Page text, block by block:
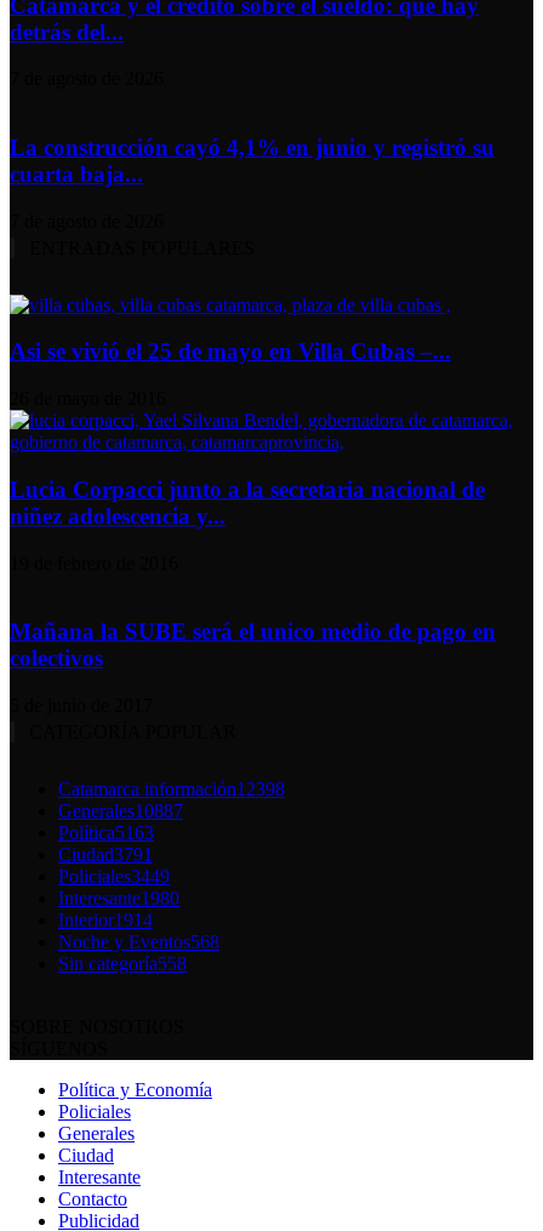
detrás del...
La construcción cayó 4,1% en junio y registró su
cuarta baja...
Asi se vivió el 25 de mayo en Villa Cubas –...
Lucia Corpacci junto a la secretaria nacional de
niñez adolescencia y...
Mañana la SUBE será el unico medio de pago en
colectivos
Catamarca información12398
Generales10887
Política5163
Ciudad3791
Policiales3449
Interesante1980
Interior1914
Noche y Eventos568
Sin categoría558
Política y Economía
Policiales
Generales
Ciudad
Interesante
Contacto
Publicidad